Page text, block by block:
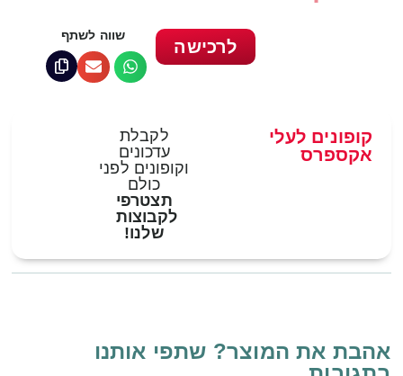
שווה לשתף
לרכישה
לקבלת
עדכונים
וקופונים לפני
כולם
תצטרפי
לקבוצות
שלנו!
קופונים לעלי
אקספרס
אהבת את המוצר? שתפי אותנו